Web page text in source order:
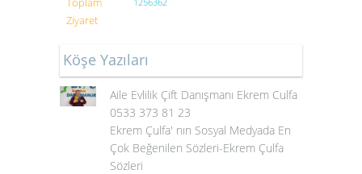
Ziyaret
Köşe Yazıları
Aile Evlilik Çift Danışmanı Ekrem Culfa
0533 373 81 23
Ekrem Çulfa' nın Sosyal Medyada En
Çok Beğenilen Sözleri-Ekrem Çulfa
Sözleri